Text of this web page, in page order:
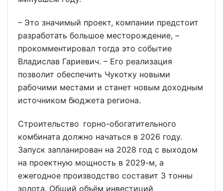
– Это значимый проект, компании предстоит
разработать большое месторождение, –
прокомментировал тогда это событие
Владислав Гариевич. – Его реализация
позволит обеспечить Чукотку новыми
рабочими местами и станет новым доходным
источником бюджета региона.
Строительство горно-обогатительного
комбината должно начаться в 2026 году.
Запуск запланирован на 2028 год с выходом
на проектную мощность в 2029-м, а
ежегодное производство составит 3 тонны
золота. Общий объём инвестиций